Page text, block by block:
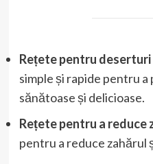
Rețete pentru
simple și rapide pentru
sănătoase și delicioase.
Rețete pentru a reduce
pentru a reduce zahărul